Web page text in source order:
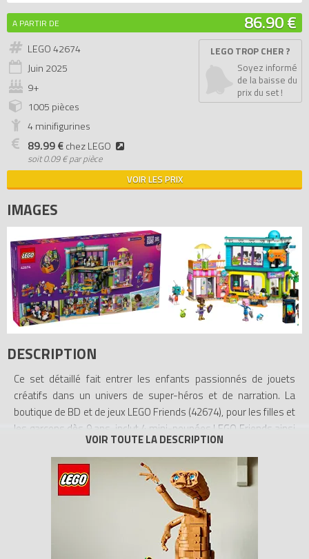
A PARTIR DE 86.90 €
LEGO 42674
Juin 2025
9+
1005 pièces
4 minifigurines
89.99 €chez LEGO
soit0.09 € par pièce
LEGO TROP CHER ?
Soyez informé
de la baisse du
prix du set !
VOIR LES PRIX
IMAGES
DESCRIPTION
Ce set détaillé fait entrer les enfants passionnés de jouets
créatifs dans un univers de super-héros et de narration. La
boutique de BD et de jeux LEGO Friends (42674), pour les filles et
les garçons dès 9 ans, inclut 4 mini-poupées LEGO Friends ainsi
que des « peluches » LEGO d’extraterrestre et de licorne. Les
nombreux accessoires et détails amusants raviront les jeunes
constructeurs et inspireront des jeux en famille.
Les enfants peuvent mettre en scène une foule d’aventures
avec Zac, Nova, Liann et Aliya, déguisés en robot, super-héros,
explorateur galactique et chevalier. Découvrez les peluches du
magasin et la machine qui distribue d’adorables tuiles LEGO. En